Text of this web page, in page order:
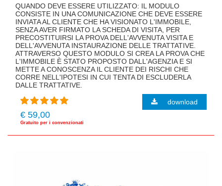
QUANDO DEVE ESSERE UTILIZZATO: IL MODULO
CONSISTE IN UNA COMUNICAZIONE CHE DEVE ESSERE
INVIATA AL CLIENTE CHE HA VISIONATO L'IMMOBILE,
SENZA AVER FIRMATO LA SCHEDA DI VISITA, PER
PRECOSTITUIRSI LA PROVA DELL'AVVENUTA VISITA E
DELL'AVVENUTA INSTAURAZIONE DELLE TRATTATIVE.
ATTRAVERSO QUESTO MODULO SI CREA LA PROVA CHE
L'IMMOBILE È STATO PROPOSTO DALL'AGENZIA E SI
METTE A CONOSCENZA IL CLIENTE DEI RISCHI CHE
CORRE NELL'IPOTESI IN CUI TENTA DI ESCLUDERLA
DALLE TRATTATIVE.
€ 59,00
Gratuito per i convenzionati
download